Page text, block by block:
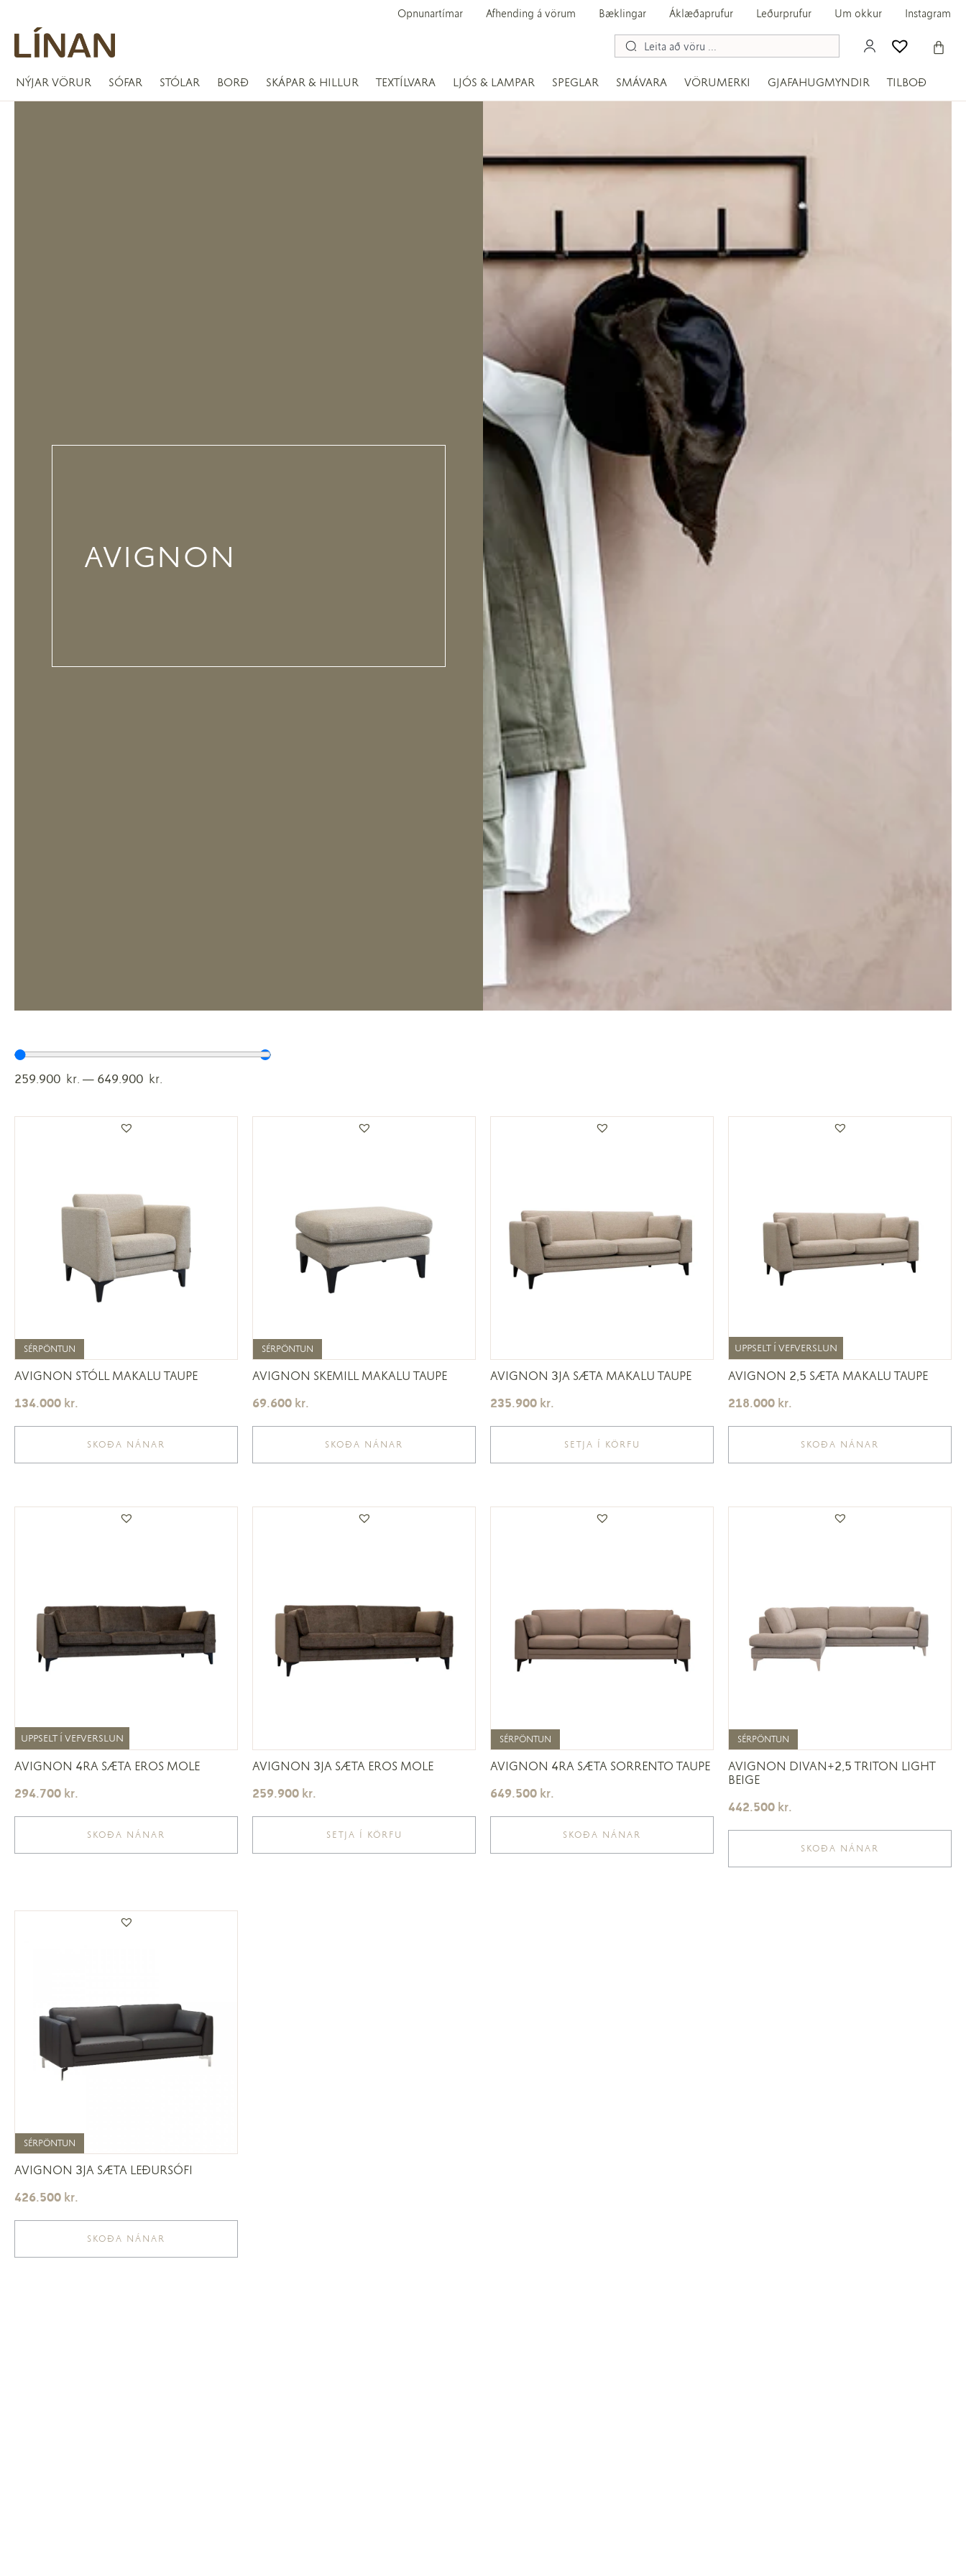
Opnunartímar Afhending á vörum Bæklingar Áklæðaprufur Leðurprufur Um okkur Instagram
NÝJAR VÖRUR SÓFAR STÓLAR BORÐ SKÁPAR & HILLUR TEXTÍLVARA LJÓS & LAMPAR SPEGLAR SMÁVARA VÖRUMERKI GJAFAHUGMYNDIR TILBOÐ
AVIGNON
259.900 kr. — 649.900 kr.
SÉRPÖNTUN
SÉRPÖNTUN
AVIGNON STÓLL MAKALU TAUPE
134.000 kr.
SKOÐA NÁNAR
SÉRPÖNTUN
SÉRPÖNTUN
AVIGNON SKEMILL MAKALU TAUPE
69.600 kr.
SKOÐA NÁNAR
AVIGNON 3JA SÆTA MAKALU TAUPE
235.900 kr.
SETJA Í KÖRFU
UPPSELT Í VEFVERSLUN
UPPSELT Í VEFVERSLUN
AVIGNON 2,5 SÆTA MAKALU TAUPE
218.000 kr.
SKOÐA NÁNAR
UPPSELT Í VEFVERSLUN
UPPSELT Í VEFVERSLUN
AVIGNON 4RA SÆTA EROS MOLE
294.700 kr.
SKOÐA NÁNAR
AVIGNON 3JA SÆTA EROS MOLE
259.900 kr.
SETJA Í KÖRFU
SÉRPÖNTUN
SÉRPÖNTUN
AVIGNON 4RA SÆTA SORRENTO TAUPE
649.500 kr.
SKOÐA NÁNAR
SÉRPÖNTUN
SÉRPÖNTUN
AVIGNON DIVAN+2,5 TRITON LIGHT
BEIGE
442.500 kr.
SKOÐA NÁNAR
SÉRPÖNTUN
SÉRPÖNTUN
AVIGNON 3JA SÆTA LEÐURSÓFI
426.500 kr.
SKOÐA NÁNAR